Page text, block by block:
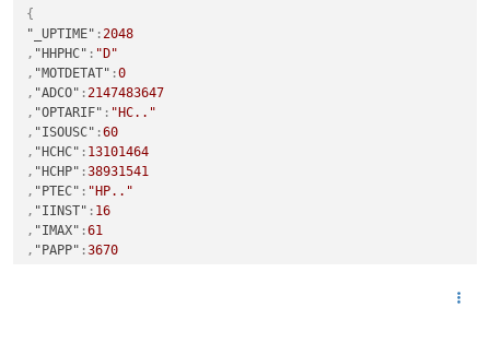
{
"_UPTIME" :2048
, "HHPHC" : "D"
, "MOTDETAT" :0
, "ADCO" :2147483647
, "OPTARIF" : "HC.."
, "ISOUSC" :60
, "HCHC" : 13101464
, "HCHP" :38931541
, "PTEC" : "HP.."
, "IINST" : 16
, "IMAX" :61
, "PAPP" :3670